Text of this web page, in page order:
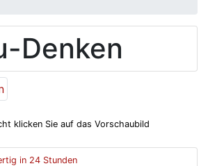
Denken
klicken Sie auf das Vorschaubild
in 24 Stunden